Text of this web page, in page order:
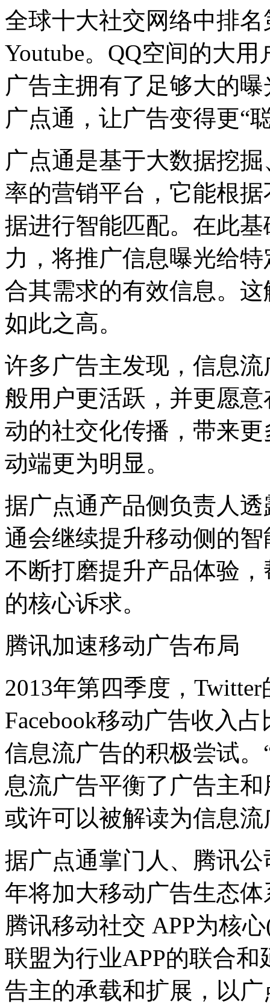
全球十大社交网络中排名
Youtube。QQ空间的大
广告主拥有了足够大的
广点通，让广告变得更“
广点通是基于大数据挖
率的营销平台，它能根
据进行智能匹配。在此
力，将推广信息曝光给
合其需求的有效信息。
如此之高。
许多广告主发现，信息
般用户更活跃，并更愿
动的社交化传播，带来
动端更为明显。
据广点通产品侧负责人
通会继续提升移动侧的
不断打磨提升产品体验
的核心诉求。
腾讯加速移动广告布局
2013年第四季度，
Facebook移动广告收入
信息流广告的积极尝试
息流广告平衡了广告主
或许可以被解读为信息
据广点通掌门人、腾讯
年将加大移动广告生态
腾讯移动社交 APP为核
联盟为行业APP的联合
告主的承载和扩展，以